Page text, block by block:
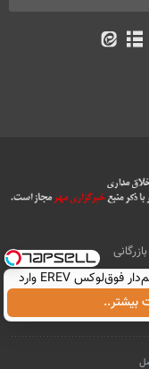
بازرگانی
All Content by Mehr
رونمایی از IM LS9، پرچم‌دار فوق‌لوکس EREV وارد
شد
بیشتر..